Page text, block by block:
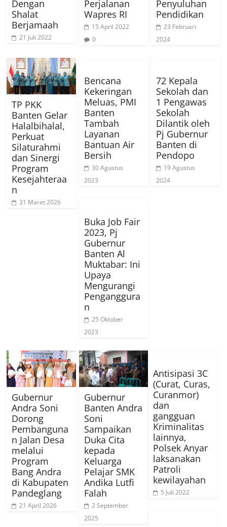
Dengan
Shalat
Berjamaah
21 Juli 2022
Perjalanan
Wapres RI
15 April 2022
0
Penyuluhan
Pendidikan
23 Februari
2024
TP PKK
Banten Gelar
Halalbihalal,
Perkuat
Silaturahmi
dan Sinergi
Program
Kesejahteraa
n
31 Maret 2026
Bencana
Kekeringan
Meluas, PMI
Banten
Tambah
Layanan
Bantuan Air
Bersih
30 Agustus
2023
72 Kepala
Sekolah dan
1 Pengawas
Sekolah
Dilantik oleh
Pj Gubernur
Banten di
Pendopo
19 Agustus
2024
Buka Job Fair
2023, Pj
Gubernur
Banten Al
Muktabar: Ini
Upaya
Mengurangi
Penganggura
n
25 Oktober
2023
Gubernur
Andra Soni
Dorong
Pembanguna
n Jalan Desa
melalui
Program
Bang Andra
di Kabupaten
Pandeglang
21 April 2026
Gubernur
Banten Andra
Soni
Sampaikan
Duka Cita
kepada
Keluarga
Pelajar SMK
Andika Lutfi
Falah
2 September
2025
Antisipasi 3C
(Curat, Curas,
Curanmor)
dan
gangguan
Kriminalitas
lainnya,
Polsek Anyar
laksanakan
Patroli
kewilayahan
5 Juli 2022